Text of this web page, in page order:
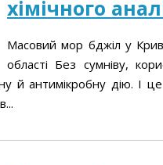
хімічного
Масовий мор бджіл у
області Без сумніву,
й антимікробну дію. І